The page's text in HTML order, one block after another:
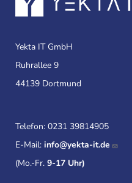
Yekta IT GmbH
Ruhrallee 9
44139 Dortmund
Telefon: 0231 39814905
E-Mail: info@yekta-it.de
(Mo.-Fr. 9-17 Uhr)